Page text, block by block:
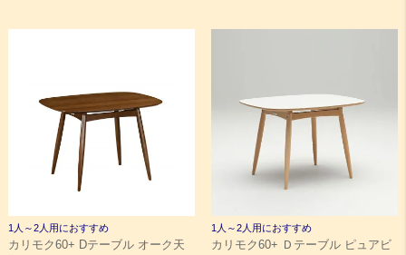
1人～2人用におすすめ
カリモク60+ Dテーブル オーク天
1人～2人用におすすめ
カリモク60+ Ｄテーブル ピュアビ